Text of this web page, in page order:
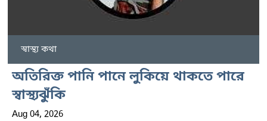
স্বাস্থ্য কথা
অতিরিক্ত পানি পানে লুকিয়ে থাকতে পারে
স্বাস্থ্যঝুঁকি
Aug 04, 2026